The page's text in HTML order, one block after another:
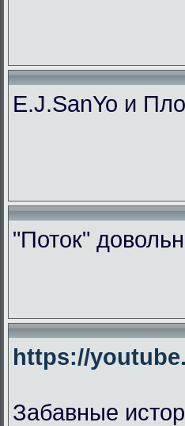
E.J.SanYo и
"Поток"
https://
Забавные